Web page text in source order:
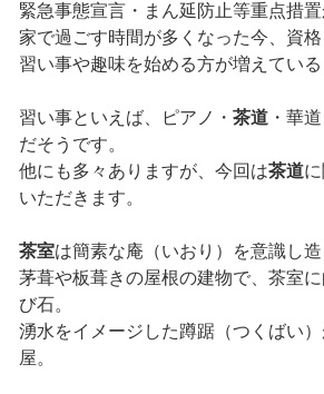
緊急事態宣言・まん延防止等重点措置
家で過ごす時間が多くなった今、資格
習い事や趣味を始める方が増えている
習い事といえば、ピアノ・ 茶道・華
だそうです。
他にも多々ありますが、今回は茶道
いただきます。
茶室は簡素な庵（いおり）を意識し造
茅葺や板葺きの屋根の建物で、茶室
び石。
湧水をイメージした蹲踞（つくばい
屋。